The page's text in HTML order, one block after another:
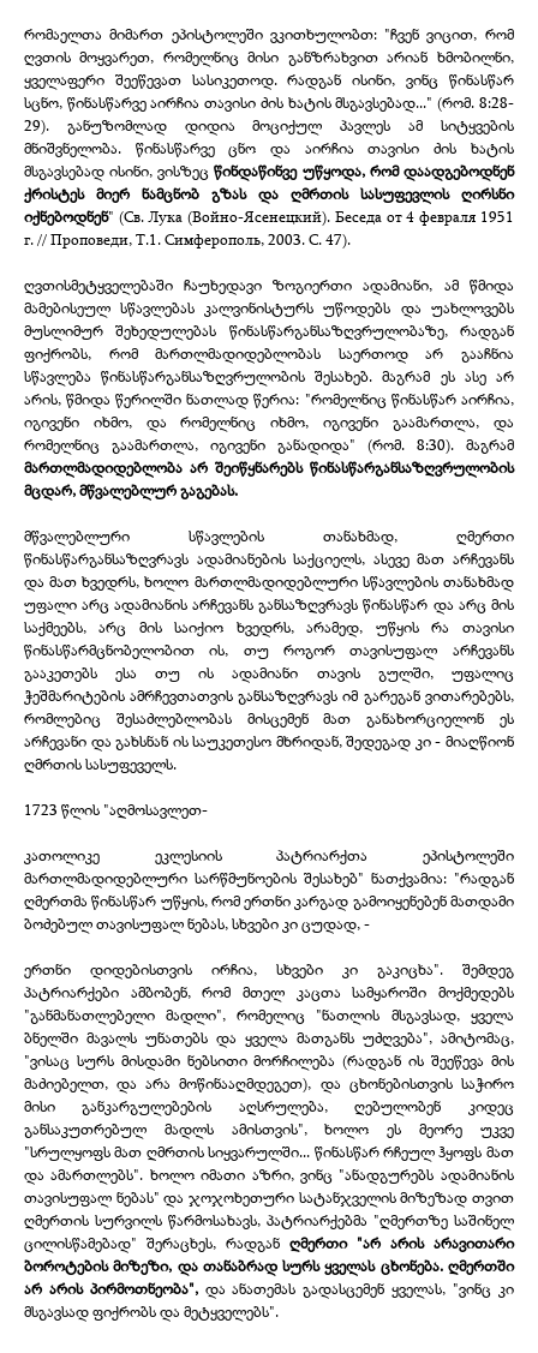
რომაელთა მიმართ ეპისტოლეში ვკითხულობთ: "ჩვენ ვიცით, რომ
ღვთის მოყვარეთ, რომელნიც მისი განზრახვით არიან ხმობილნი,
ყველაფერი შეეწევათ სასიკეთოდ. რადგან ისინი, ვინც წინასწარ
სცნო, წინასწარვე აირჩია თავისი ძის ხატის მსგავსებად..." (რომ. 8:28-
29). განუზომლად დიდია მოციქულ პავლეს ამ სიტყვების
მნიშვნელობა. წინასწარვე ცნო და აირჩია თავისი ძის ხატის
მსგავსებად ისინი, ვისზეც წინდაწინვე უწყოდა, რომ დაადგებოდნენ
ქრისტეს მიერ ნამცნობ გზას და ღმრთის სასუფევლის ღირსნი
იქნებოდნენ" (Св. Лука (Войно-Ясенецкий). Беседа от 4 февраля 1951
г. // Проповеди, Т.1. Симферополь, 2003. С. 47).
ღვთისმეტყველებაში ჩაუხედავი ზოგიერთი ადამიანი, ამ წმიდა
მამებისეულ სწავლებას კალვინისტურს უწოდებს და უახლოვებს
მუსლიმურ შეხედულებას წინასწარგანსაზღვრულობაზე, რადგან
ფიქრობს, რომ მართლმადიდებლობას საერთოდ არ გააჩნია
სწავლება წინასწარგანსაზღვრულობის შესახებ. მაგრამ ეს ასე არ
არის, წმიდა წერილში ნათლად წერია: "რომელნიც წინასწარ აირჩია,
იგივენი იხმო, და რომელნიც იხმო, იგივენი გაამართლა, და
რომელნიც გაამართლა, იგივენი განადიდა" (რომ. 8:30). მაგრამ
მართლმადიდებლობა არ შეიწყნარებს წინასწარგანსაზღვრულობის
მცდარ, მწვალებლურ გაგებას.
მწვალებლური სწავლების თანახმად, ღმერთი
წინასწარგანსაზღვრავს ადამიანების საქციელს, ასევე მათ არჩევანს
და მათ ხვედრს, ხოლო მართლმადიდებლური სწავლების თანახმად
უფალი არც ადამიანის არჩევანს განსაზღვრავს წინასწარ და არც მის
საქმეებს, არც მის საიქიო ხვედრს, არამედ, უწყის რა თავისი
წინასწარმცნობელობით ის, თუ როგორ თავისუფალ არჩევანს
გააკეთებს ესა თუ ის ადამიანი თავის გულში, უფალიც
ჭეშმარიტების ამრჩევთათვის განსაზღვრავს იმ გარეგან ვითარებებს,
რომლებიც შესაძლებლობას მისცემენ მათ განახორციელონ ეს
არჩევანი და გახსნან ის საუკეთესო მხრიდან, შედეგად კი - მიაღწიონ
ღმრთის სასუფეველს.
1723 წლის "აღმოსავლეთ-
კათოლიკე ეკლესიის პატრიარქთა ეპისტოლეში
მართლმადიდებლური სარწმუნოების შესახებ" ნათქვამია: "რადგან
ღმერთმა წინასწარ უწყის, რომ ერთნი კარგად გამოიყენებენ მათდამი
ბოძებულ თავისუფალ ნებას, სხვები კი ცუდად, -
ერთნი დიდებისთვის ირჩია, სხვები კი გაკიცხა". შემდეგ
პატრიარქები ამბობენ, რომ მთელ კაცთა სამყაროში მოქმედებს
"განმანათლებელი მადლი", რომელიც "ნათლის მსგავსად, ყველა
ბნელში მავალს უნათებს და ყველა მათგანს უძღვება", ამიტომაც,
"ვისაც სურს მისდამი ნებსითი მორჩილება (რადგან ის შეეწევა მის
მაძიებელთ, და არა მოწინააღმდეგეთ), და ცხონებისთვის საჭირო
მისი განკარგულებების აღსრულება, ღებულობენ კიდეც
განსაკუთრებულ მადლს ამისთვის", ხოლო ეს მეორე უკვე
"სრულყოფს მათ ღმრთის სიყვარულში... წინასწარ რჩეულ ჰყოფს მათ
და ამართლებს". ხოლო იმათი აზრი, ვინც "ანადგურებს ადამიანის
თავისუფალ ნებას" და ჯოჯოხეთური სატანჯველის მიზეზად თვით
ღმერთის სურვილს წარმოსახავს, პატრიარქებმა "ღმერთზე საშინელ
ცილისწამებად" შერაცხეს, რადგან ღმერთი "არ არის არავითარი
ბოროტების მიზეზი, და თანაბრად სურს ყველას ცხონება. ღმერთში
არ არის პირმოთნეობა", და ანათემას გადასცემენ ყველას, "ვინც კი
მსგავსად ფიქრობს და მეტყველებს".